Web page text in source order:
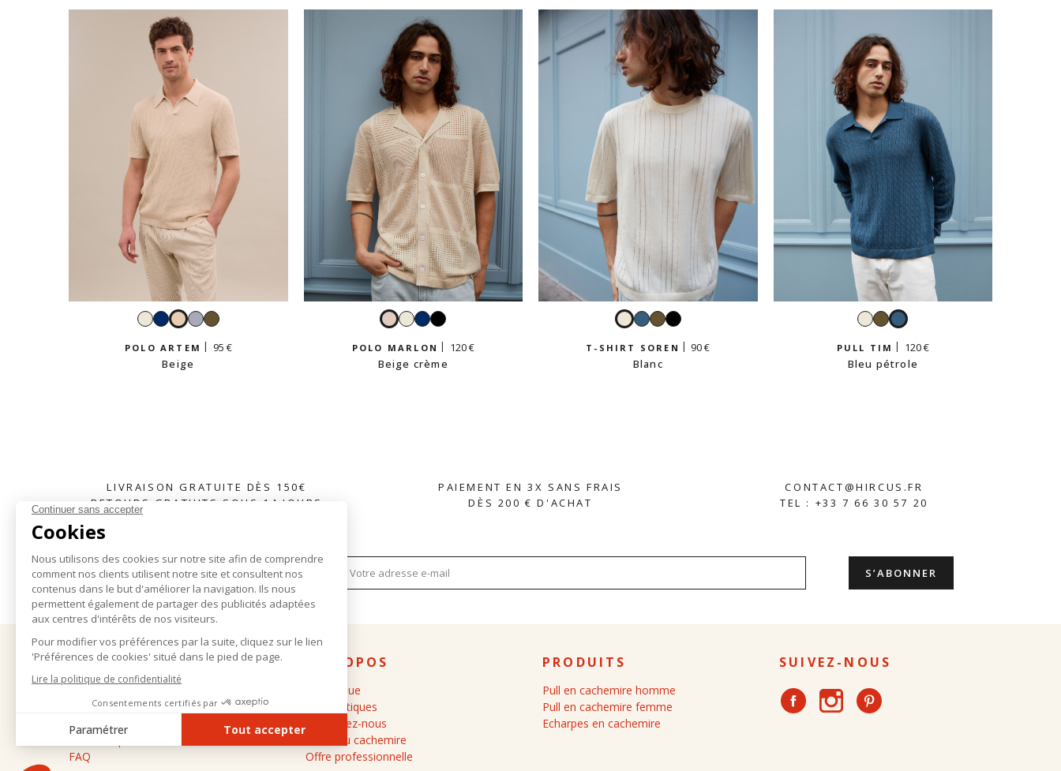
BlancNavyBeigeCielKaki
POLO ARTEM
95 €
Beige
BeigeBlanc
Navy
POLO MARLON
120 €
Beige crème
BlancBleuKakiNoir
T-SHIRT SOREN
90 €
Blanc
BlancKakiBleu
PULL TIM
120 €
Bleu pétrole
LIVRAISON GRATUITE DÈS 150€
RETOURS GRATUITS SOUS 14 JOURS
PAIEMENT EN 3X SANS FRAIS
DÈS 200 € D'ACHAT
CONTACT@HIRCUS.FR
TEL : +33 7 66 30 57 20
S'INSCRIRE À LA NEWSLETTER
AIDE
Livraison et retours
Conditions générales de vente
Mentions légales
FAQ
À PROPOS
La marque
Les boutiques
Contactez-nous
Guide du cachemire
Offre professionnelle
PRODUITS
Pull en cachemire homme
Pull en cachemire femme
Echarpes en cachemire
SUIVEZ-NOUS
Facebook Instagram